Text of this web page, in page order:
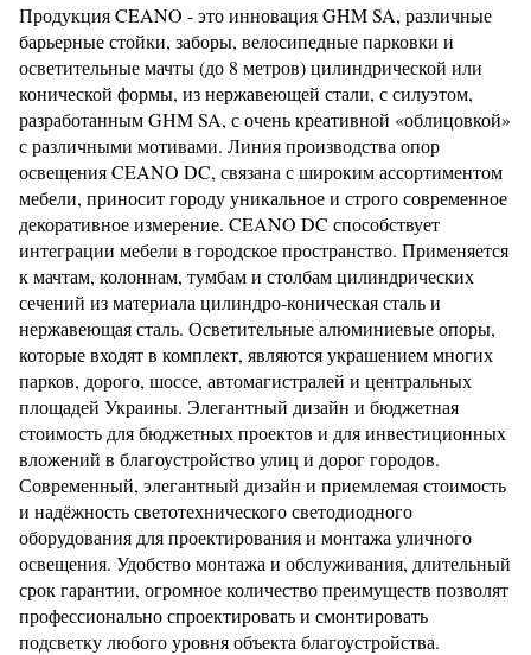
Продукция CEANO - это инновация GHM SA, различные
барьерные стойки, заборы, велосипедные парковки и
осветительные мачты (до 8 метров) цилиндрической или
конической формы, из нержавеющей стали, с силуэтом,
разработанным GHM SA, с очень креативной «облицовкой»
с различными мотивами. Линия производства опор
освещения CEANO DC, связана с широким ассортиментом
мебели, приносит городу уникальное и строго современное
декоративное измерение. CEANO DC способствует
интеграции мебели в городское пространство. Применяется
к мачтам, колоннам, тумбам и столбам цилиндрических
сечений из материала цилиндро-коническая сталь и
нержавеющая сталь. Осветительные алюминиевые опоры,
которые входят в комплект, являются украшением многих
парков, дорого, шоссе, автомагистралей и центральных
площадей Украины. Элегантный дизайн и бюджетная
стоимость для бюджетных проектов и для инвестиционных
вложений в благоустройство улиц и дорог городов.
Современный, элегантный дизайн и приемлемая стоимость
и надёжность светотехнического светодиодного
оборудования для проектирования и монтажа уличного
освещения. Удобство монтажа и обслуживания, длительный
срок гарантии, огромное количество преимуществ позволят
профессионально спроектировать и смонтировать
подсветку любого уровня объекта благоустройства.